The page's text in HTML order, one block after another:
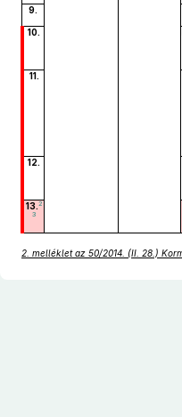
9.
10.
11.
12.
13.2
3
2. melléklet az 50/2014. (II. 28.)